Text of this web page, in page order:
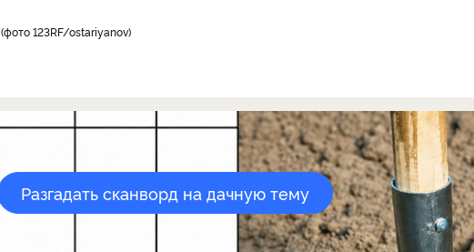
фото 123RF/ostariyanov
Разгадать сканворд на дачную тему